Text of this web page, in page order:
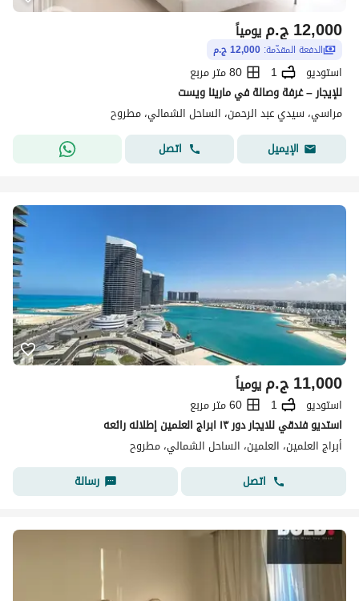
ج.م12,000 يومياً
الدفعة المقدّمة: 12,000 ج.م
استوديو 1
80 متر مربع
للإيجار – غرفة وصالة في مارينا ويست
مراسي، سيدي عبد الرحمن، الساحل الشمالي، مطروح
الإيميل
اتصل
ج.م11,000 يومياً
استوديو 1
60 متر مربع
استديو فندقي للايجار دور ١٣ ابراج العلمين إطلاله رائعه
أبراج العلمين، العلمين، الساحل الشمالي، مطروح
اتصل
رسالة